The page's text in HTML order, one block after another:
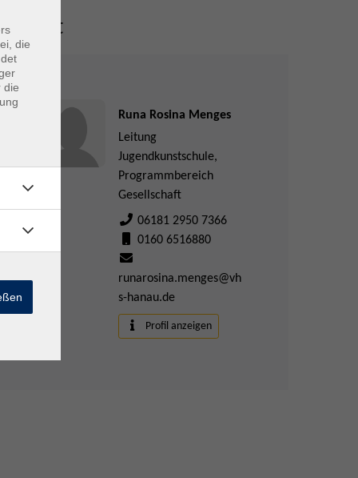
Runa Rosina Menges
Leitung
Jugendkunstschule,
Programmbereich
Gesellschaft
06181 2950 7366
0160 6516880
runarosina.menges@vh
s-hanau.de
Profil anzeigen
die
die